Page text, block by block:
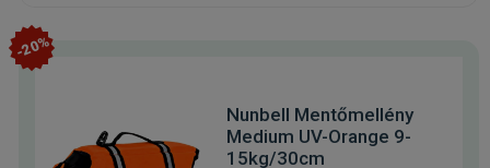
-20%
Nunbell Mentőmellény
Medium UV-Orange 9-
15kg/30cm